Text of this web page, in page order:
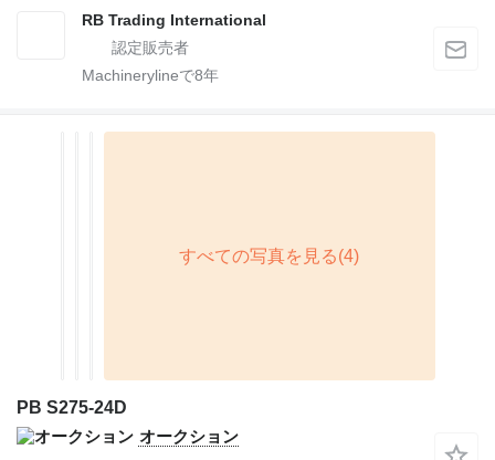
RB Trading International
Machinerylineで8年
PB S275-24D
オークション